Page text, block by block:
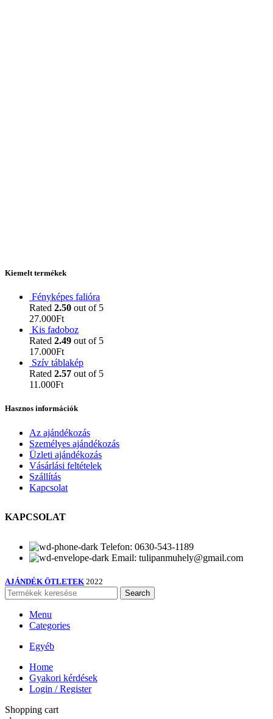
Kiemelt termékek
Fényképes falióra
Rated 2.50 out of 5
27.000Ft
Kis fadoboz
Rated 2.49 out of 5
17.000Ft
Szív táblakép
Rated 2.57 out of 5
11.000Ft
Hasznos információk
Az ajándékozás
Személyes ajándékozás
Üzleti ajándékozás
Vásárlási feltételek
Szállítás
Kapcsolat
KAPCSOLAT
Telefon: 0630-543-1189
Email: tulipanmuhely@gmail.com
AJÁNDÉK ÖTLETEK 2022
Search
Menu
Categories
Egyéb
Home
Gyakori kérdések
Login / Register
Shopping cart